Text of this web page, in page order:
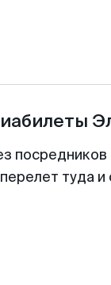
туда